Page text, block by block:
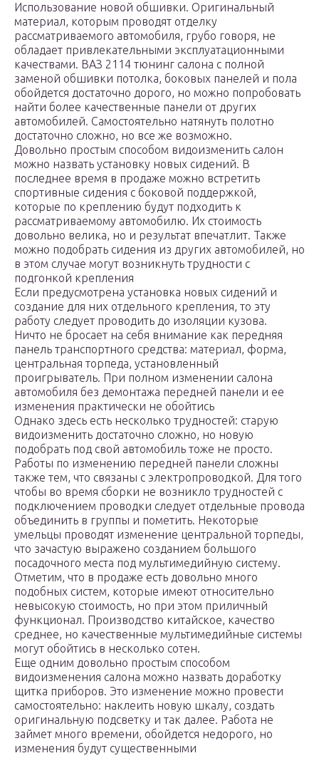
Использование новой обшивки. Оригинальный
материал, которым проводят отделку
рассматриваемого автомобиля, грубо говоря, не
обладает привлекательными эксплуатационными
качествами. ВАЗ 2114 тюнинг салона с полной
заменой обшивки потолка, боковых панелей и пола
обойдется достаточно дорого, но можно попробовать
найти более качественные панели от других
автомобилей. Самостоятельно натянуть полотно
достаточно сложно, но все же возможно.
Довольно простым способом видоизменить салон
можно назвать установку новых сидений. В
последнее время в продаже можно встретить
спортивные сидения с боковой поддержкой,
которые по креплению будут подходить к
рассматриваемому автомобилю. Их стоимость
довольно велика, но и результат впечатлит. Также
можно подобрать сидения из других автомобилей, но
в этом случае могут возникнуть трудности с
подгонкой крепления
Если предусмотрена установка новых сидений и
создание для них отдельного крепления, то эту
работу следует проводить до изоляции кузова.
Ничто не бросает на себя внимание как передняя
панель транспортного средства: материал, форма,
центральная торпеда, установленный
проигрыватель. При полном изменении салона
автомобиля без демонтажа передней панели и ее
изменения практически не обойтись
Однако здесь есть несколько трудностей: старую
видоизменить достаточно сложно, но новую
подобрать под свой автомобиль тоже не просто.
Работы по изменению передней панели сложны
также тем, что связаны с электропроводкой. Для того
чтобы во время сборки не возникло трудностей с
подключением проводки следует отдельные провода
объединить в группы и пометить. Некоторые
умельцы проводят изменение центральной торпеды,
что зачастую выражено созданием большого
посадочного места под мультимедийную систему.
Отметим, что в продаже есть довольно много
подобных систем, которые имеют относительно
невысокую стоимость, но при этом приличный
функционал. Производство китайское, качество
среднее, но качественные мультимедийные системы
могут обойтись в несколько сотен.
Еще одним довольно простым способом
видоизменения салона можно назвать доработку
щитка приборов. Это изменение можно провести
самостоятельно: наклеить новую шкалу, создать
оригинальную подсветку и так далее. Работа не
займет много времени, обойдется недорого, но
изменения будут существенными